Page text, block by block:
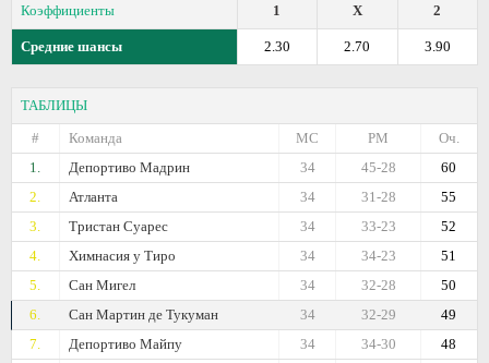
Коэффициенты 2
X
1
Средние шансы 3.90
2.70
2.30
ТАБЛИЦЫ
#
Команда Оч.
РМ
МС
1.
Депортиво Мадрин 60
45-28
34
2.
Атланта 55
31-28
34
3.
Тристан Суарес 52
33-23
34
4.
Химнасия у Тиро 51
34-23
34
5.
Сан Мигел 50
32-28
34
6.
Сан Мартин де Тукуман 49
32-29
34
7.
Депортиво Майпу 48
34-30
34